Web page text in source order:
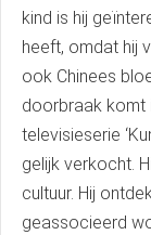
kind is hij
heeft, omdat hij
ook Chinees
doorbraak komt
televisieserie
gelijk verkocht.
cultuur. Hij
geassocieerd